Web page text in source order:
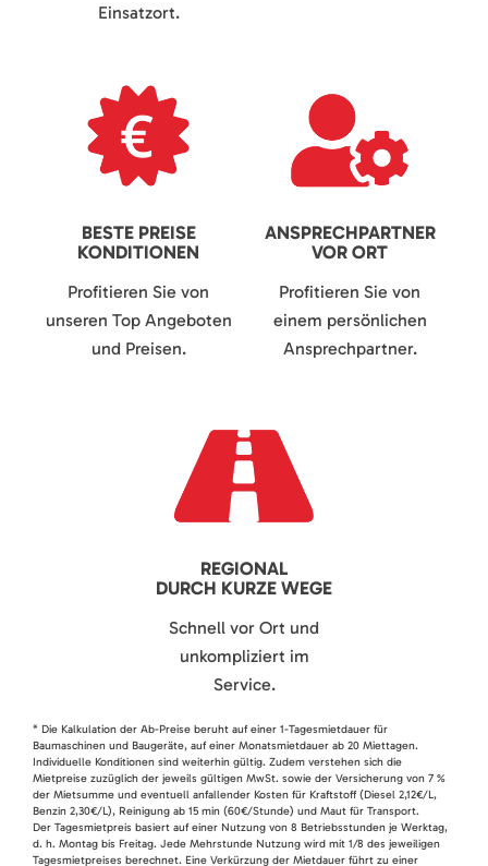
Einsatzort.
BESTE PREISE
KONDITIONEN
Profitieren Sie von
unseren Top Angeboten
und Preisen.
ANSPRECHPARTNER
VOR ORT
Profitieren Sie von
einem persönlichen
Ansprechpartner.
REGIONAL
DURCH KURZE WEGE
Schnell vor Ort und
unkompliziert im
Service.
* Die Kalkulation der Ab-Preise beruht auf einer 1-Tagesmietdauer für
Baumaschinen und Baugeräte, auf einer Monatsmietdauer ab 20 Miettagen.
Individuelle Konditionen sind weiterhin gültig. Zudem verstehen sich die
Mietpreise zuzüglich der jeweils gültigen MwSt. sowie der Versicherung von 7 %
der Mietsumme und eventuell anfallender Kosten für Kraftstoff (Diesel 2,12€/L,
Benzin 2,30€/L), Reinigung ab 15 min (60€/Stunde) und Maut für Transport.
Der Tagesmietpreis basiert auf einer Nutzung von 8 Betriebsstunden je Werktag,
d. h. Montag bis Freitag. Jede Mehrstunde Nutzung wird mit 1/8 des jeweiligen
Tagesmietpreises berechnet. Eine Verkürzung der Mietdauer führt zu einer